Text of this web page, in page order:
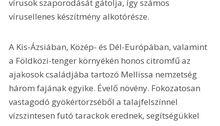
vírusok szaporodását gátolja, így számos
vírusellenes készítmény alkotórésze.
A Kis-Ázsiában, Közép- és Dél-Európában, valamint
a Földközi-tenger környékén honos citromfű az
ajakosok családjába tartozó Mellissa nemzetség
három fajának egyike. Évelő növény. Fokozatosan
vastagodó gyökértörzséből a talajfelszínnel
vízszintesen futó tarackok erednek, segítségükkel